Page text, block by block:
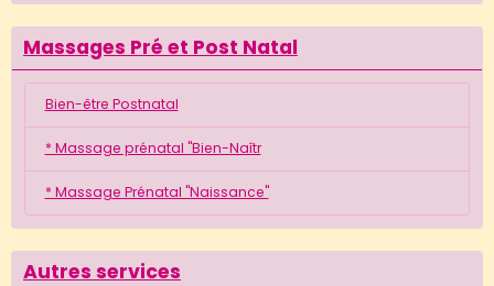
Massages Pré et Post Natal
Bien-être Postnatal
* Massage prénatal "Bien-Naîtr
* Massage Prénatal "Naissance"
Autres services